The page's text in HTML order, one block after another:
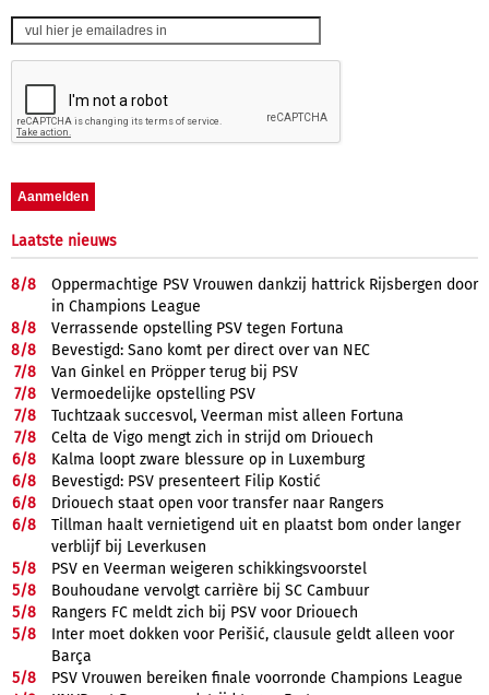
Laatste nieuws
8/8
Oppermachtige PSV Vrouwen dankzij hattrick Rijsbergen door
in Champions League
8/8
Verrassende opstelling PSV tegen Fortuna
8/8
Bevestigd: Sano komt per direct over van NEC
7/8
Van Ginkel en Pröpper terug bij PSV
7/8
Vermoedelijke opstelling PSV
7/8
Tuchtzaak succesvol, Veerman mist alleen Fortuna
7/8
Celta de Vigo mengt zich in strijd om Driouech
6/8
Kalma loopt zware blessure op in Luxemburg
6/8
Bevestigd: PSV presenteert Filip Kostić
6/8
Driouech staat open voor transfer naar Rangers
6/8
Tillman haalt vernietigend uit en plaatst bom onder langer
verblijf bij Leverkusen
5/8
PSV en Veerman weigeren schikkingsvoorstel
5/8
Bouhoudane vervolgt carrière bij SC Cambuur
5/8
Rangers FC meldt zich bij PSV voor Driouech
5/8
Inter moet dokken voor Perišić, clausule geldt alleen voor
Barça
5/8
PSV Vrouwen bereiken finale voorronde Champions League